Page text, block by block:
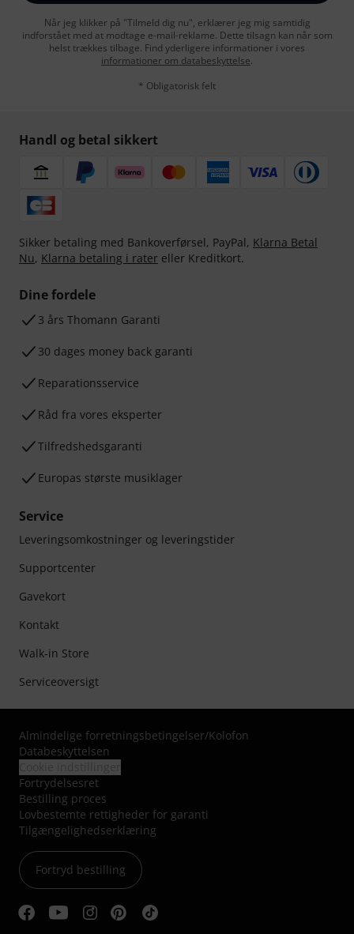
Når jeg klikker på "Tilmeld dig nu", erklærer jeg mig samtidig
indforstået med at modtage e-mail-reklame. Dette tilsagn kan når som
helst trækkes tilbage. Find yderligere informationer i vores
informationer om databeskyttelse.
* Obligatorisk felt
Handl og betal sikkert
Sikker betaling med Bankoverførsel, PayPal, Klarna Betal
Nu, Klarna betaling i rater eller Kreditkort.
Dine fordele
3 års Thomann Garanti
30 dages money back garanti
Reparationsservice
Råd fra vores eksperter
Tilfredshedsgaranti
Europas største musiklager
Service
Leveringsomkostninger og leveringstider
Supportcenter
Gavekort
Kontakt
Walk-in Store
Serviceoversigt
Almindelige forretningsbetingelser/Kolofon
Databeskyttelsen
Fortrydelsesret
Bestilling proces
Lovbestemte rettigheder for garanti
Tilgængelighedserklæring
Fortryd bestilling